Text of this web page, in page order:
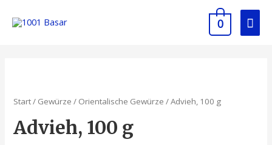
0
Start/ Gewürze / Orientalische Gewürze / Advieh, 100 g
Advieh, 100 g